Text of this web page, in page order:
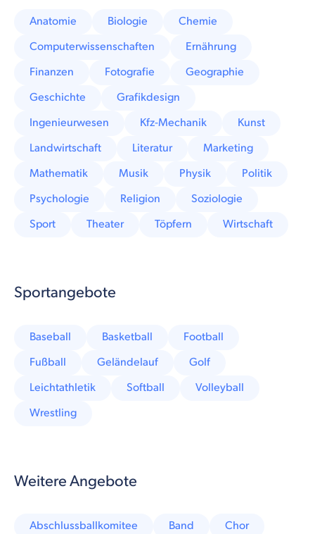
Anatomie Biologie
Chemie
Computerwissenschaften
Ernährung
Finanzen
Fotografie
Geographie
Geschichte
Grafikdesign
Ingenieurwesen
Kfz-Mechanik
Kunst
Landwirtschaft
Literatur
Marketing
Mathematik
Musik Physik
Politik
Psychologie
Religion
Soziologie
Sport
Theater Töpfern Wirtschaft
Sportangebote
Baseball Basketball
Football
Fußball
Geländelauf
Golf
Leichtathletik
Softball
Volleyball
Wrestling
Weitere Angebote
Abschlussballkomitee Band
Chor